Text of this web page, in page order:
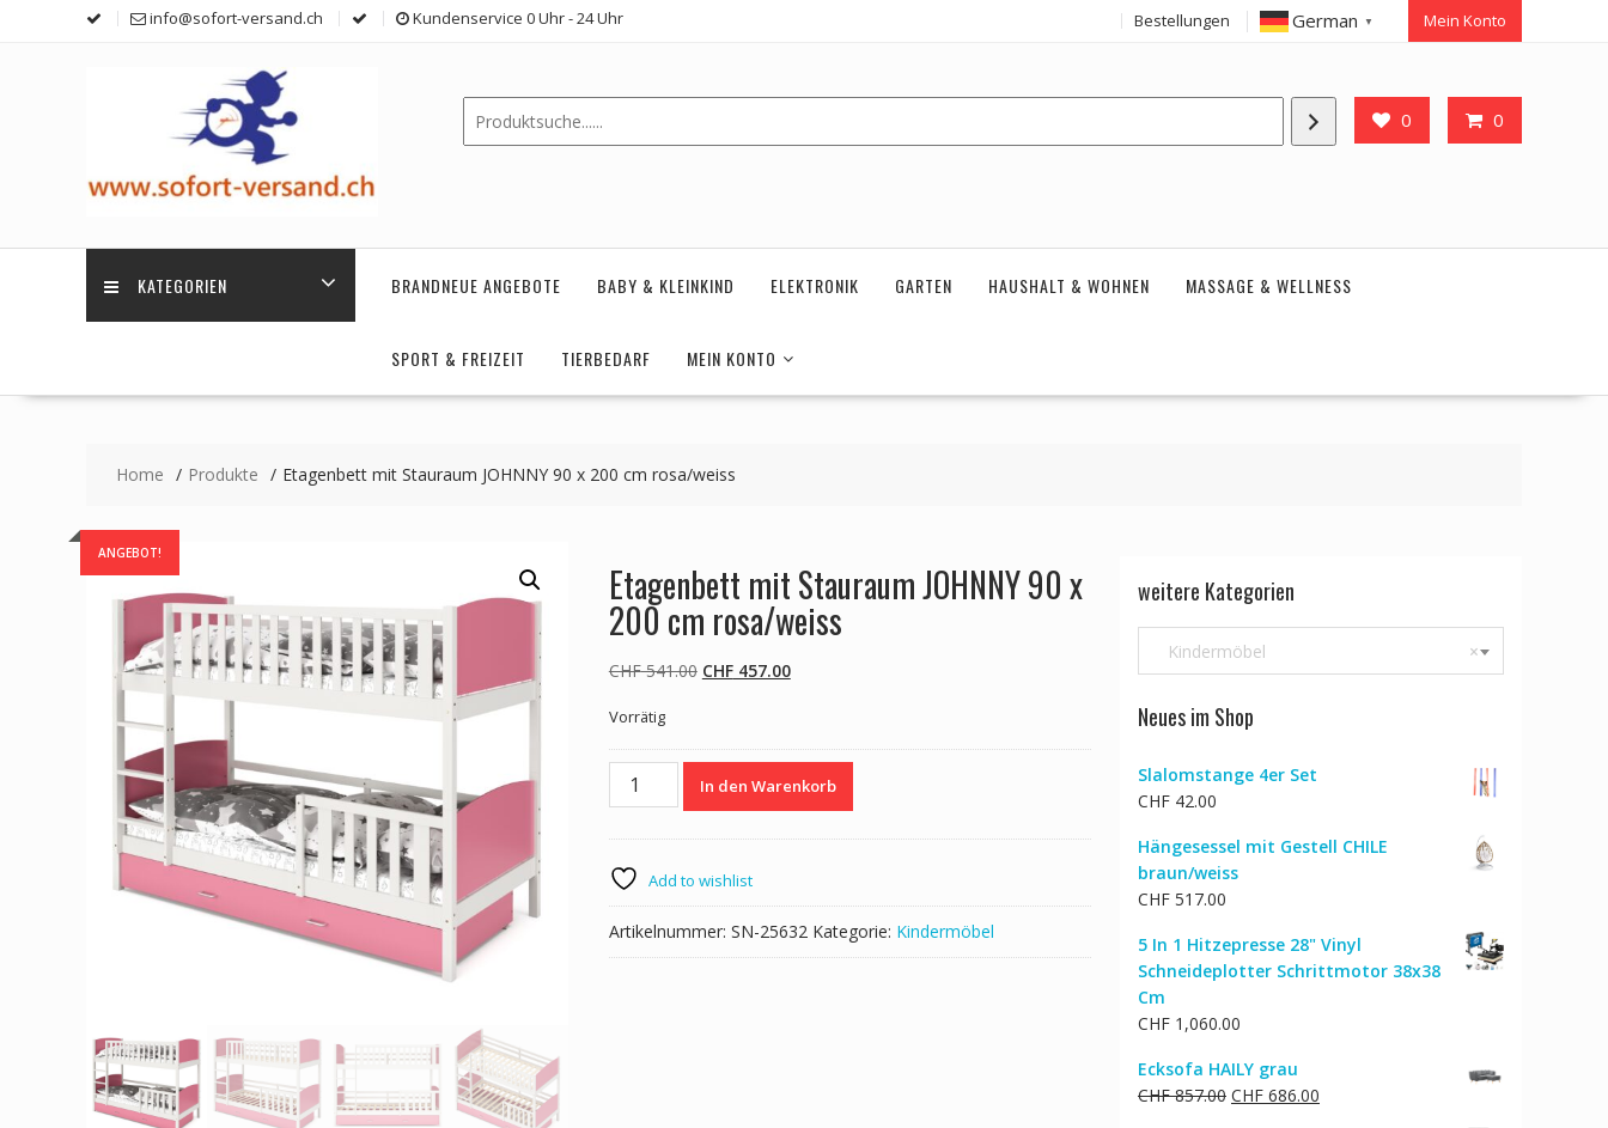
info@sofort-versand.ch Kundenservice 0 Uhr - 24 Uhr Bestellungen German ▼ Mein Konto
0 0
KATEGORIEN BRANDNEUE ANGEBOTE BABY & KLEINKIND ELEKTRONIK GARTEN HAUSHALT & WOHNEN MASSAGE & WELLNESS
SPORT & FREIZEIT TIERBEDARF MEIN KONTO
Home Produkte Etagenbett mit Stauraum JOHNNY 90 x 200 cm rosa/weiss
ANGEBOT!
Etagenbett mit Stauraum JOHNNY 90 x
200 cm rosa/weiss
CHF541.00 Ursprünglicher
CHF 541.00
CHF457.00Aktueller
CHF 457.00.
Vorrätig
Etagenbett
90
x
200
cm
In den Warenkorb
Add to wishlist
Artikelnummer: SN-25632 Kategorie: Kindermöbel
weitere Kategorien
×
Kindermöbel
Neues im Shop
Slalomstange 4er Set
CHF 42.00
Hängesessel mit Gestell CHILE
braun/weiss
CHF 517.00
5 In 1 Hitzepresse 28" Vinyl
Schneideplotter Schrittmotor 38x38
Cm
CHF 1,060.00
Ecksofa HAILY grau
CHF857.00 Ursprünglicher
CHF 686.00